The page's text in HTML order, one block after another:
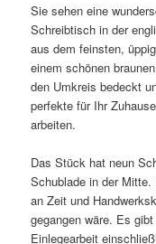
Sie sehen eine
Schreibtisch in der
aus dem feinsten,
einem schönen
den Umkreis bedeckt
perfekte für Ihr
arbeiten.
Das Stück hat neun
Schublade in der
an Zeit und
gegangen wäre. Es
Einlegearbeit